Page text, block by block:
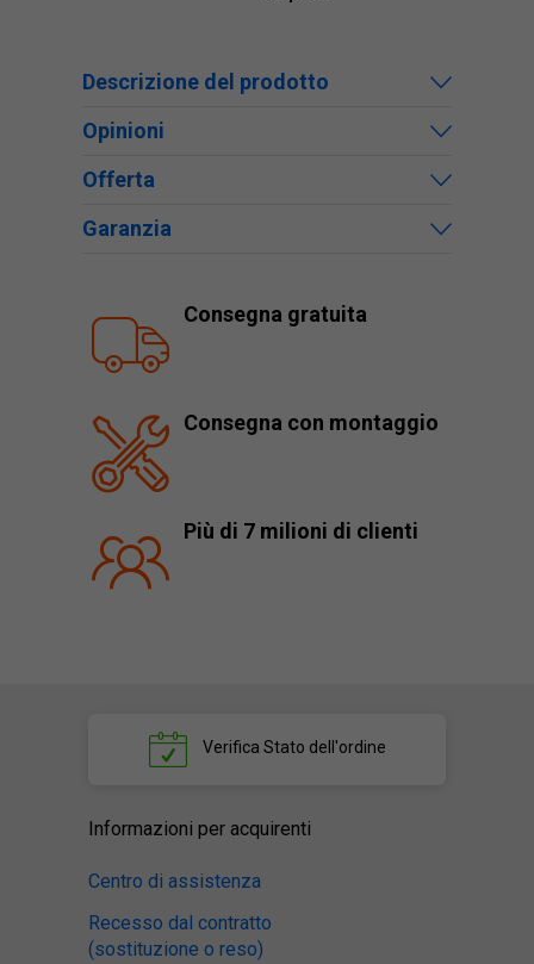
Descrizione del prodotto
Opinioni
Offerta
Garanzia
Consegna gratuita
Consegna con montaggio
Più di 7 milioni di clienti
Verifica Stato dell'ordine
Informazioni per acquirenti
Centro di assistenza
Recesso dal contratto
(sostituzione o reso)